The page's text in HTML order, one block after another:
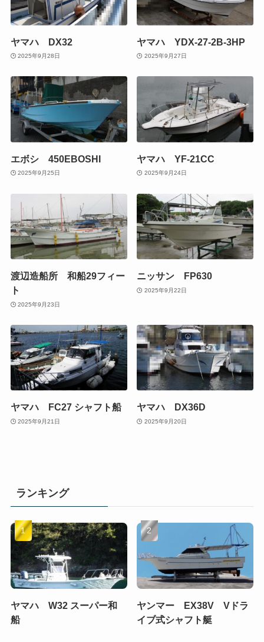
ヤマハ DX32
2025年9月28日
ヤマハ YDX-27-2B-3HP
2025年9月27日
エボシ 450EBOSHI
2025年9月25日
ヤマハ YF-21CC
2025年9月24日
渡辺造船所 和船29フィー
ト
2025年9月23日
ニッサン FP630
2025年9月22日
ヤマハ FC27 シャフト船
2025年9月21日
ヤマハ DX36D
2025年9月20日
ランキング
ヤマハ W32 スーパー和
船
ヤンマー EX38V Vドラ
イブ式シャフト艇